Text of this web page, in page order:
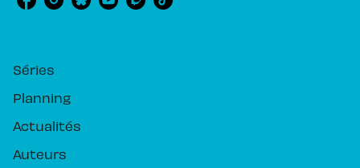
Séries
Planning
Actualités
Auteurs